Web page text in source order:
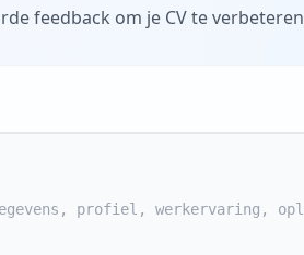
feedback om je CV te verbeteren